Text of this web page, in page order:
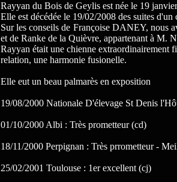
Rayyan du Bois de Geylis est née le 19
Elle est décédée le 19/02/2008 des suites d'un
Sur les conseils de Françoise DANEY, nous
et de Ranke de la Quièvre, appartenant à M.
Rayyan était une chienne extraordinairement
relation, une harmonie fusionelle.
Elle eut un beau palmarès en exposition
19/08/2000 Nationale D'élevage St Denis
01/10/2000 Albi : Très prometteur (cd)
18/11/2000 Perpignan : Très prrometteur -
25/02/2001 Toulouse : 1er excellent (cj)